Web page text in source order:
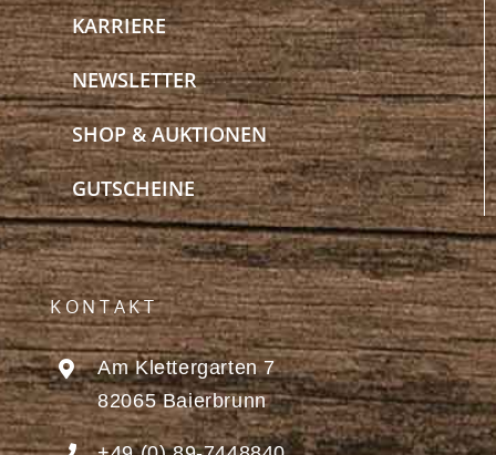
KARRIERE
NEWSLETTER
SHOP & AUKTIONEN
GUTSCHEINE
KONTAKT
Am Klettergarten 7
82065 Baierbrunn